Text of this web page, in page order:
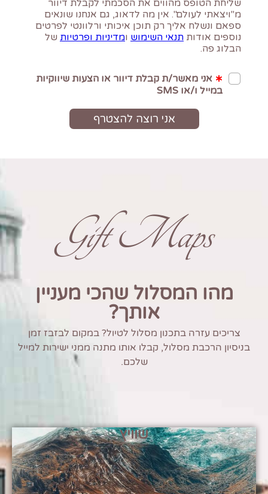
Gift Maps
מהו המסלול שהכי מעניין
אותך?
צריכים עזרה בתכנון מסלול לטיול? במקום לבזבז זמן
בניסיון הרכבת מסלול, קבלו אותו מתנה ממני ישירות למייל
שלכם.
שוויץ